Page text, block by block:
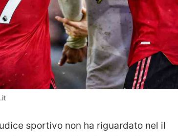
sportivo non ha riguardato nel il